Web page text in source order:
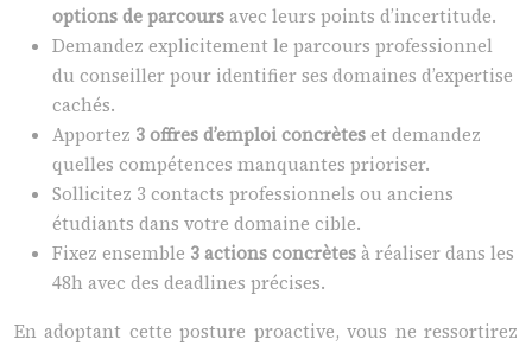
options de parcoursavec leurs points d’incertitude.
Demandez explicitement le parcours professionnel
du conseiller pour identifier ses domaines d’expertise
cachés.
Apportez 3 offres d’emploi concrèteset demandez
quelles compétences manquantes prioriser.
Sollicitez 3 contacts professionnels ou anciens
étudiants dans votre domaine cible.
Fixez ensemble 3 actions concrètesà réaliser dans les
48h avec des deadlines précises.
En adoptant cette posture proactive, vous ne ressortirez